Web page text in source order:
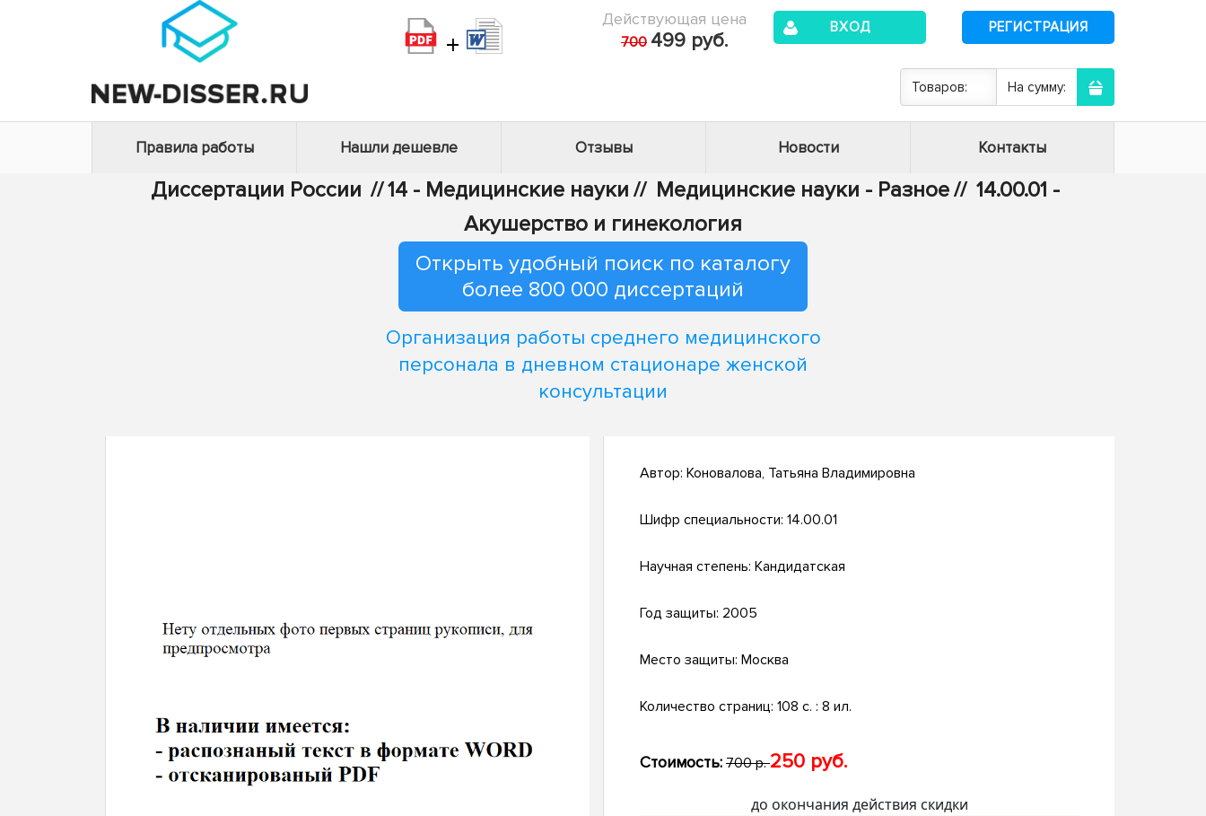
+
Действующая цена
700 499 руб.
ВХОД РЕГИСТРАЦИЯ
Товаров: На сумму:
Правила работы Нашли дешевле Отзывы Новости Контакты
Диссертации России //14 - Медицинские науки // Медицинские науки - Разное// 14.00.01 -
Акушерство и гинекология
Открыть удобный поиск по каталогу
более 800 000 диссертаций
Организация работы среднего медицинского
персонала в дневном стационаре женской
консультации
Автор: Коновалова, Татьяна Владимировна
Шифр специальности: 14.00.01
Научная степень: Кандидатская
Год защиты: 2005
Место защиты: Москва
Количество страниц: 108 с. : 8 ил.
Стоимость: 700 р.250 руб.
до окончания действия скидки